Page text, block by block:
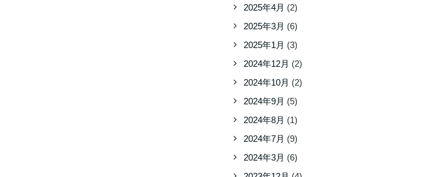
2025年4月 (2)
2025年3月 (6)
2025年1月 (3)
2024年12月 (2)
2024年10月 (2)
2024年9月 (5)
2024年8月 (1)
2024年7月 (9)
2024年3月 (6)